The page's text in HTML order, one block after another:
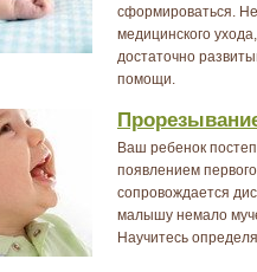
сформироваться.
медицинского
достаточно
помощи.
Ваш ребенок
появлением
сопровождается
малышу немало
Научитесь